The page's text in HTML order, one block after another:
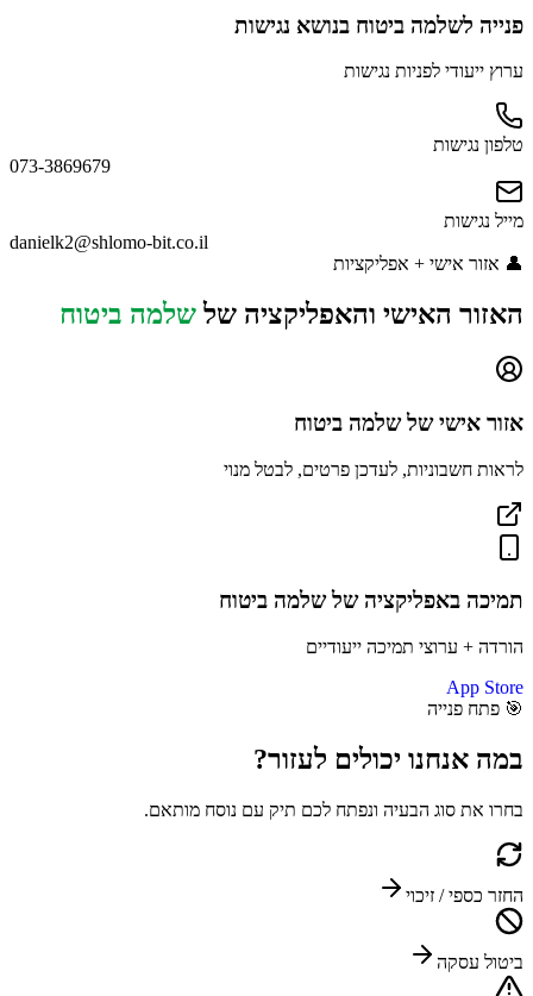
פנייה לשלמה ביטוח בנושא נגישות
ערוץ ייעודי לפניות נגישות
טלפון נגישות
073-3869679
מייל נגישות
danielk2@shlomo-bit.co.il
👤 אזור אישי + אפליקציות
האזור האישי והאפליקציה של שלמה ביטוח
אזור אישי שלשלמה ביטוח
לראות חשבוניות, לעדכן פרטים, לבטל מנוי
תמיכה באפליקציה של שלמה ביטוח
הורדה + ערוצי תמיכה ייעודיים
App Store
🎯 פתח פנייה
במה אנחנו יכולים לעזור?
בחרו את סוג הבעיה ונפתח לכם תיק עם נוסח מותאם.
החזר כספי / זיכוי
ביטול עסקה